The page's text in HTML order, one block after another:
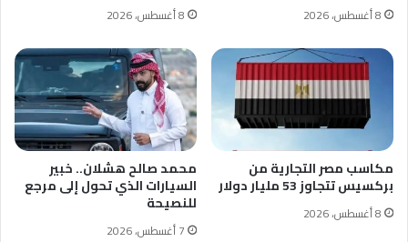
8 أغسطس، 2026 8 أغسطس، 2026
مكاسب مصر التجارية من
بركسيس تتجاوز 53 مليار دولار
8 أغسطس، 2026
محمد صالح هشلان.. خبير
السيارات الذي تحول إلى مرجع
للنصيحة
7 أغسطس، 2026